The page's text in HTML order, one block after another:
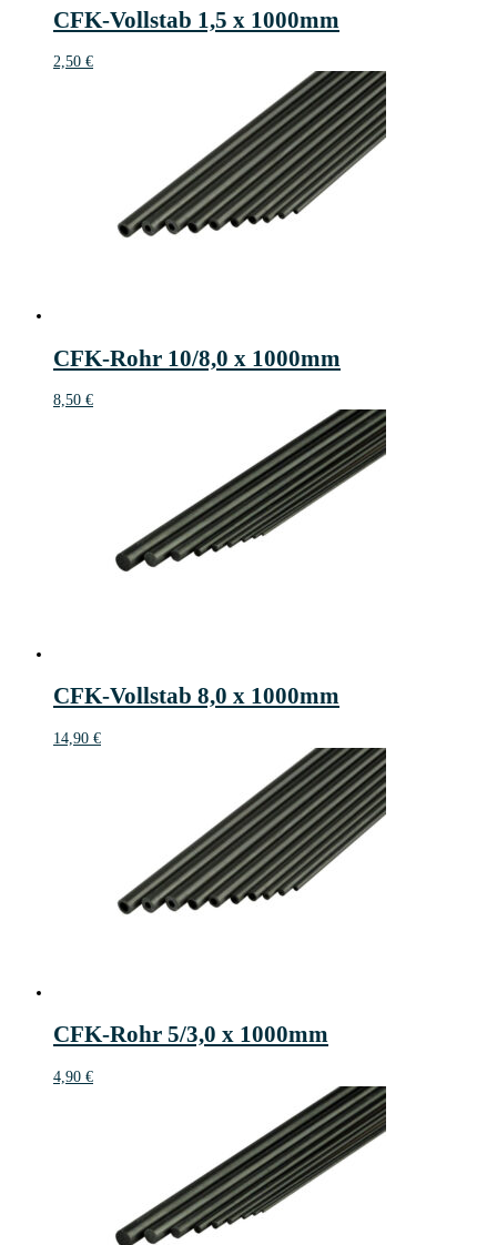
CFK-Vollstab 1,5 x 1000mm
2,50 €
CFK-Rohr 10/8,0 x 1000mm
8,50 €
CFK-Vollstab 8,0 x 1000mm
14,90 €
CFK-Rohr 5/3,0 x 1000mm
4,90 €